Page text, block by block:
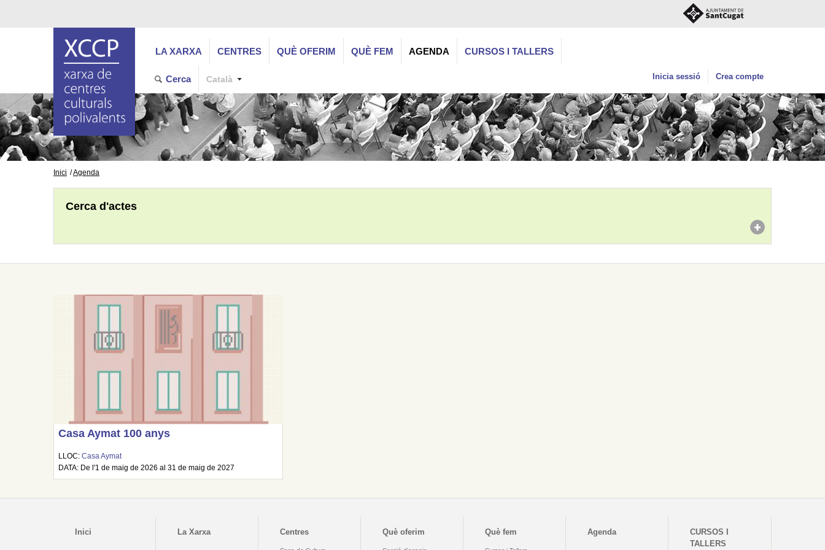
LA XARXA CENTRES QUÈ OFERIM QUÈ FEM AGENDA CURSOS I TALLERS
Cerca Català Inicia sessió Crea compte
Inici Agenda
Cerca d'actes
Casa Aymat 100 anys
LLOC:Casa Aymat
DATA: De l'1 de maig de 2026 al 31 de maig de 2027
Inici La Xarxa Centres Què oferim Què fem Agenda
CURSOS I
TALLERS